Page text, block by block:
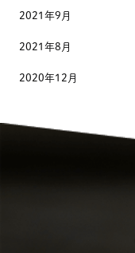
2021年9月
2021年8月
2020年12月